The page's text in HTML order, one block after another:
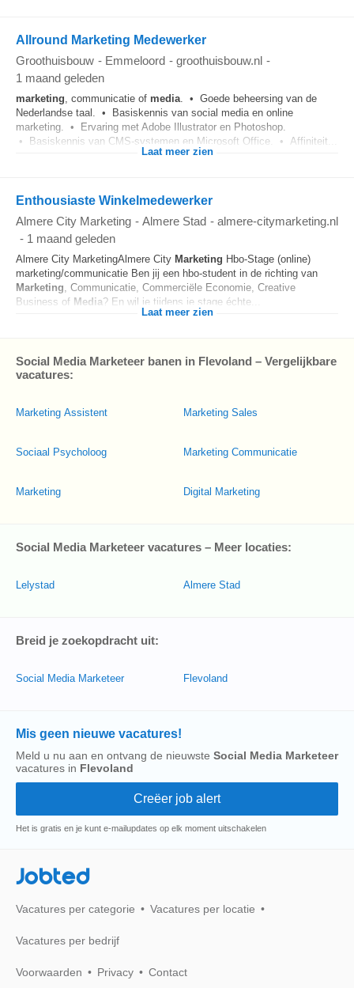
Allround Marketing Medewerker
Groothuisbouw - Emmeloord - groothuisbouw.nl -
1 maand geleden
marketing, communicatie of media. • Goede beheersing van de
Nederlandse taal. • Basiskennis van social media en online
marketing. • Ervaring met Adobe Illustrator en Photoshop.
• Basiskennis van CMS-systemen en Microsoft Office. • Affiniteit...
Laat meer zien
Enthousiaste Winkelmedewerker
Almere City Marketing - Almere Stad - almere-citymarketing.nl
- 1 maand geleden
Almere City MarketingAlmere City Marketing Hbo-Stage (online)
marketing/communicatie Ben jij een hbo-student in de richting van
Marketing, Communicatie, Commerciële Economie, Creative
Business of Media? En wil je tijdens je stage échte...
Laat meer zien
Social Media Marketeer banen in Flevoland – Vergelijkbare
vacatures:
Marketing Assistent
Sociaal Psycholoog
Marketing
Marketing Sales
Marketing Communicatie
Digital Marketing
Social Media Marketeer vacatures – Meer locaties:
Lelystad Almere Stad
Breid je zoekopdracht uit:
Social Media Marketeer Flevoland
Mis geen nieuwe vacatures!
Meld u nu aan en ontvang de nieuwste Social Media Marketeer
vacatures in Flevoland
Het is gratis en je kunt e-mailupdates op elk moment uitschakelen
Jobted
Vacatures per categorie Vacatures per locatie
Vacatures per bedrijf
Voorwaarden Privacy Contact